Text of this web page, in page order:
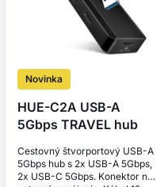
Novinka
HUE-C2A USB-A
5Gbps TRAVEL hub
Cestovný štvorportový USB-A
5Gbps hub s 2x USB-A 5Gbps,
2x USB-C 5Gbps. Konektor na